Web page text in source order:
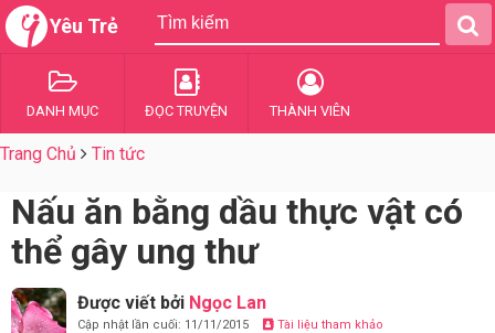
Yêu Trẻ
DANH MỤC ĐỌC TRUYỆN THÀNH VIÊN
Trang Chủ Tin tức
Nấu ăn bằng dầu thực vật có
thể gây ung thư
Được viết bởi Ngọc Lan
Cập nhật lần cuối: 11/11/2015 Tài liệu tham khảo